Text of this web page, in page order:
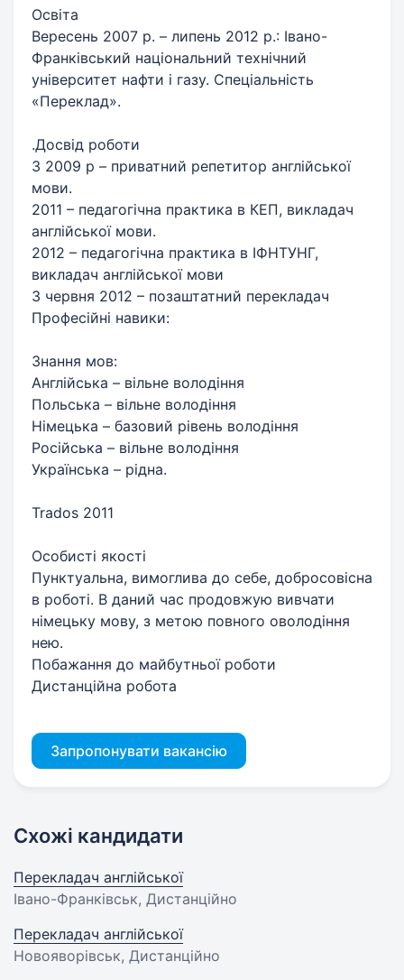
Освіта
Вересень 2007 р. – липень 2012 р.: Івано-
Франківський національний технічний
університет нафти і газу. Спеціальність
«Переклад».
.Досвід роботи
З 2009 р – приватний репетитор англійської
мови.
2011 – педагогічна практика в КЕП, викладач
англійської мови.
2012 – педагогічна практика в ІФНТУНГ,
викладач англійської мови
З червня 2012 – позаштатний перекладач
Професійні навики:
Знання мов:
Англійська – вільне володіння
Польська – вільне володіння
Німецька – базовий рівень володіння
Російська – вільне володіння
Українська – рідна.
Trados 2011
Особисті якості
Пунктуальна, вимоглива до себе, добросовісна
в роботі. В даний час продовжую вивчати
німецьку мову, з метою повного оволодіння
нею.
Побажання до майбутньої роботи
Дистанційна робота
Запропонувати вакансію
Схожі кандидати
Перекладач англійської
Івано-Франківськ, Дистанційно
Перекладач англійської
Новояворівськ, Дистанційно